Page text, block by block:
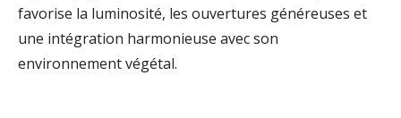
favorise la luminosité, les ouvertures généreuses et
une intégration harmonieuse avec son
environnement végétal.